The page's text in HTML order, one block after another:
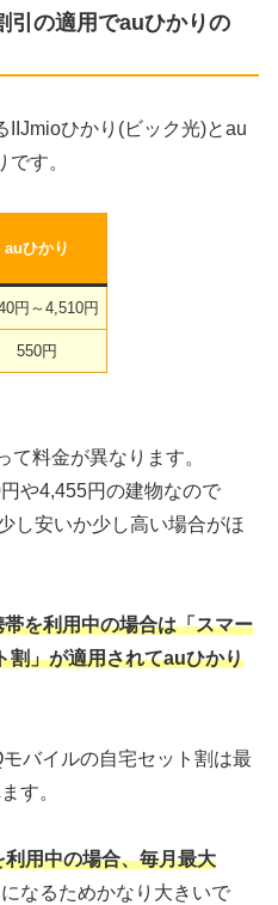
引の適用でauひかりの
IIJmioひかり(ビック光)とau
す。
auひかり
円～4,510円
550円
料金が異なります。
や4,455円の建物なので
し安いか少し高い場合がほ
を利用中の場合は「スマー
割」が適用されてauひかり
バイルの自宅セット割は最
す。
用中の場合、毎月最大
なるためかなり大きいで